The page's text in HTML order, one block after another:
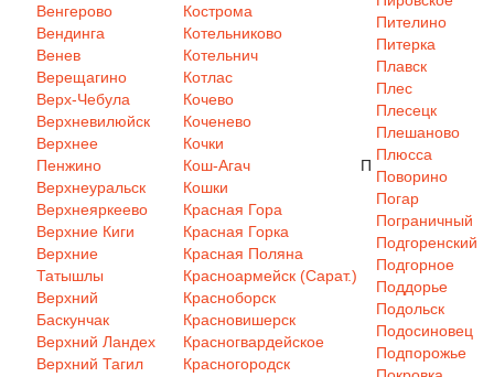
Венгерово
Вендинга
Венев
Верещагино
Верх-Чебула
Верхневилюйск
Верхнее
Пенжино
Верхнеуральск
Верхнеяркеево
Верхние Киги
Верхние
Татышлы
Верхний
Баскунчак
Верхний Ландех
Верхний Тагил
Кострома
Котельниково
Котельнич
Котлас
Кочево
Коченево
Кочки
Кош-Агач
Кошки
Красная Гора
Красная Горка
Красная Поляна
Красноармейск (Сарат.)
Красноборск
Красновишерск
Красногвардейское
Красногородск
П
Пителино
Питерка
Плавск
Плес
Плесецк
Плешаново
Плюсса
Поворино
Погар
Пограничный
Подгоренский
Подгорное
Поддорье
Подольск
Подосиновец
Подпорожье